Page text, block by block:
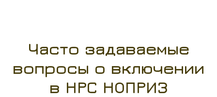
Часто задаваемые
вопросы о включении
в НРС НОПРИЗ